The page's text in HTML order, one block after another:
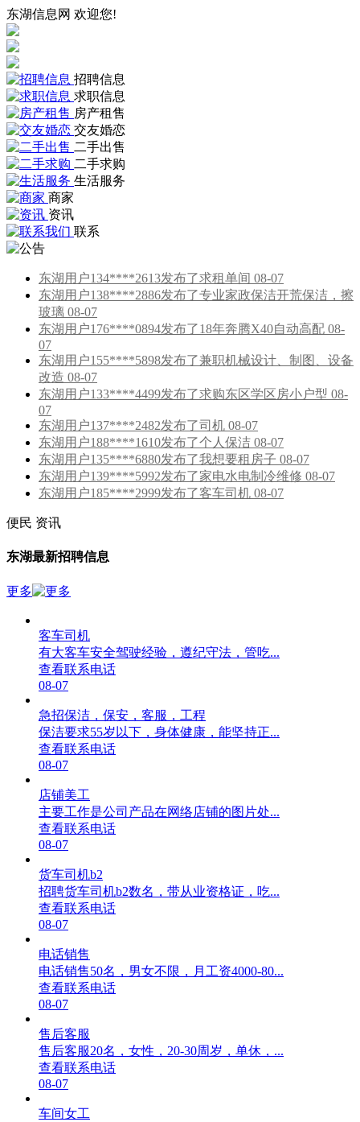
东湖信息网 欢迎您!
招聘信息
求职信息
房产租售
交友婚恋
二手出售
二手求购
生活服务
商家
资讯
联系
东湖用户134****2613发布了求租单间 08-07
东湖用户138****2886发布了专业家政保洁开荒保洁，擦
玻璃 08-07
东湖用户176****0894发布了18年奔腾X40自动高配 08-
07
东湖用户155****5898发布了兼职机械设计、制图、设备
改造 08-07
东湖用户133****4499发布了求购东区学区房小户型 08-
07
东湖用户137****2482发布了司机 08-07
东湖用户188****1610发布了个人保洁 08-07
东湖用户135****6880发布了我想要租房子 08-07
东湖用户139****5992发布了家电水电制冷维修 08-07
东湖用户185****2999发布了客车司机 08-07
便民 资讯
东湖最新招聘信息
更多
客车司机
有大客车安全驾驶经验，遵纪守法，管吃...
查看联系电话
08-07
急招保洁，保安，客服，工程
保洁要求55岁以下，身体健康，能坚持正...
查看联系电话
08-07
店铺美工
主要工作是公司产品在网络店铺的图片处...
查看联系电话
08-07
货车司机b2
招聘货车司机b2数名，带从业资格证，吃...
查看联系电话
08-07
电话销售
电话销售50名，男女不限，月工资4000-80...
查看联系电话
08-07
售后客服
售后客服20名，女性，20-30周岁，单休，...
查看联系电话
08-07
车间女工